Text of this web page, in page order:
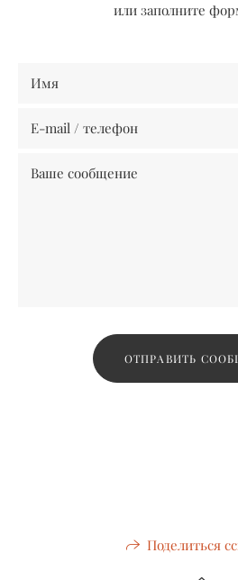
или заполните
ОТПРАВИТЬ
Поделиться